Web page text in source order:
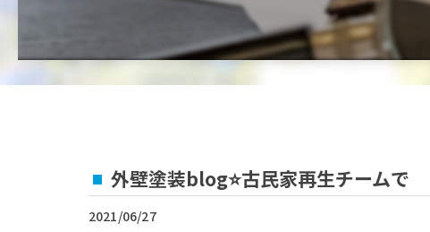
外壁塗装blog⭐古民家再生チームで
2021/06/27